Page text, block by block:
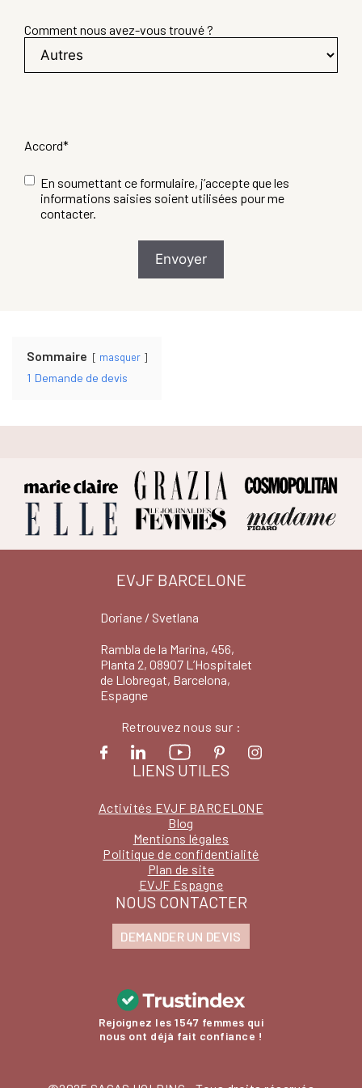
Comment nous avez-vous trouvé ?
Accord*
En soumettant ce formulaire, j’accepte que les
informations saisies soient utilisées pour me
contacter.
Sommaire masquer
1 Demande de devis
EVJF BARCELONE
Doriane / Svetlana
Rambla de la Marina, 456,
Planta 2, 08907 L’Hospitalet
de Llobregat, Barcelona,
Espagne
Retrouvez nous sur :
LIENS UTILES
Activités EVJF BARCELONE
Blog
Mentions légales
Politique de confidentialité
Plan de site
EVJF Espagne
NOUS CONTACTER
DEMANDER UN DEVIS
Rejoignez les 1547 femmes qui
nous ont déjà fait confiance !